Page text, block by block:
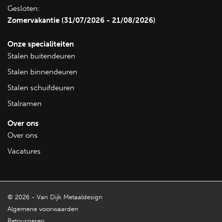
ons op voor een vrijblijvend adviesgesprek of bezoek onze
showroom om inspiratie op te doen.
Bekijk alle stalen schuifdeuren
Bekijk alle stalen binnendeuren
Gesloten:
Zomervakantie (31/07/2026 - 21/08/2026)
Onze specialiteiten
Stalen buitendeuren
Stalen binnendeuren
Stalen schuifdeuren
Stalramen
Over ons
Over ons
Vacatures
© 2026 - Van Dijk Metaaldesign
Algemene voorwaarden